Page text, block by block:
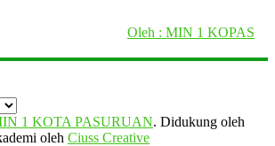
Oleh : MIN 1 KOPAS
1 KOTA PASURUAN. Didukung oleh
oleh Ciuss Creative